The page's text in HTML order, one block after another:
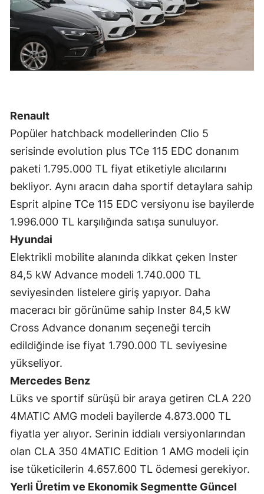
İstanbul
İzmir
Kars
Kırklareli
Kırşehir
Kocaeli
Konya
Kütahya
Manisa
Kahramanmaraş
Mardin
Muğla
Nevşehir
Niğde
Ordu
Rize
Sakarya
Renault
Popüler hatchback modellerinden Clio 5
serisinde evolution plus TCe 115 EDC donanım
paketi 1.795.000 TL fiyat etiketiyle alıcılarını
bekliyor. Aynı aracın daha sportif detaylara sahip
Esprit alpine TCe 115 EDC versiyonu ise bayilerde
1.996.000 TL karşılığında satışa sunuluyor.
Hyundai
Elektrikli mobilite alanında dikkat çeken Inster
84,5 kW Advance modeli 1.740.000 TL
seviyesinden listelere giriş yapıyor. Daha
maceracı bir görünüme sahip Inster 84,5 kW
Cross Advance donanım seçeneği tercih
edildiğinde ise fiyat 1.790.000 TL seviyesine
yükseliyor.
Mercedes Benz
Lüks ve sportif sürüşü bir araya getiren CLA 220
4MATIC AMG modeli bayilerde 4.873.000 TL
fiyatla yer alıyor. Serinin iddialı versiyonlarından
olan CLA 350 4MATIC Edition 1 AMG modeli için
ise tüketicilerin 4.657.600 TL ödemesi gerekiyor.
Yerli Üretim ve Ekonomik Segmentte Güncel